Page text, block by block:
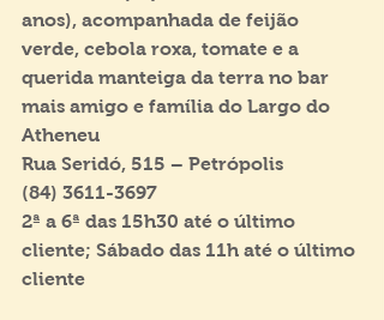
anos), acompanhada de feijão
verde, cebola roxa, tomate e a
querida manteiga da terra no bar
mais amigo e família do Largo do
Atheneu
Rua Seridó, 515 – Petrópolis
(84) 3611-3697
2ª a 6ª das 15h30 até o último
cliente; Sábado das 11h até o último
cliente